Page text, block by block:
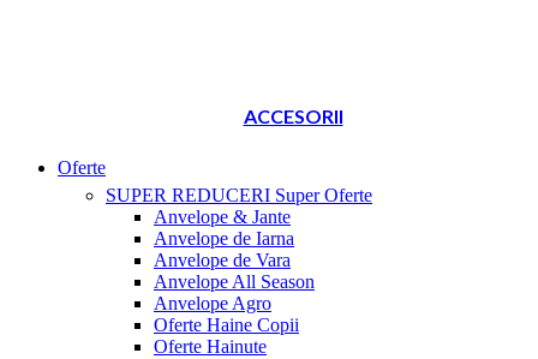
ACCESORII
Oferte
SUPER REDUCERI Super Oferte
Anvelope & Jante
Anvelope de Iarna
Anvelope de Vara
Anvelope All Season
Anvelope Agro
Oferte Haine Copii
Oferte Hainute